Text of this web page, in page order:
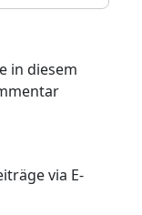
in diesem
via E-